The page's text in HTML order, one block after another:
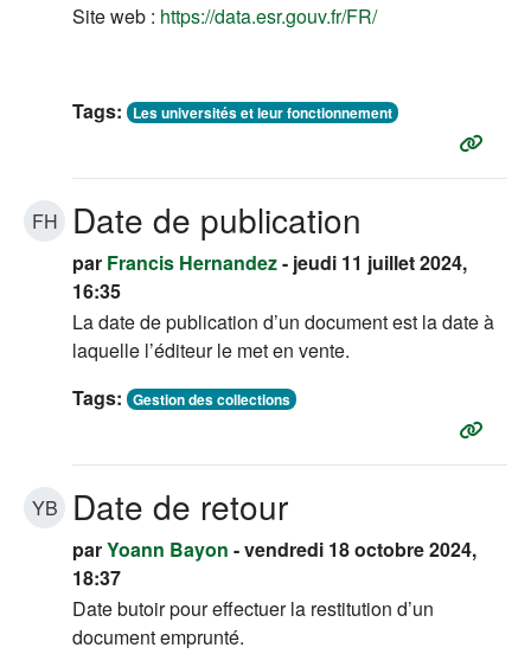
Site web : https://data.esr.gouv.fr/FR/(s'ouvre dans un
Tags: Les universités et leur fonctionnement
FH Date de publication
par Francis Hernandez- jeudi 11 juillet 2024,
16:35
La date de publication d’un document est la date à
laquelle l’éditeur le met en vente.
Tags: Gestion des collections
YB Date de retour
parYoann Bayon - vendredi 18 octobre 2024,
18:37
Date butoir pour effectuer la restitution d’un
document emprunté.